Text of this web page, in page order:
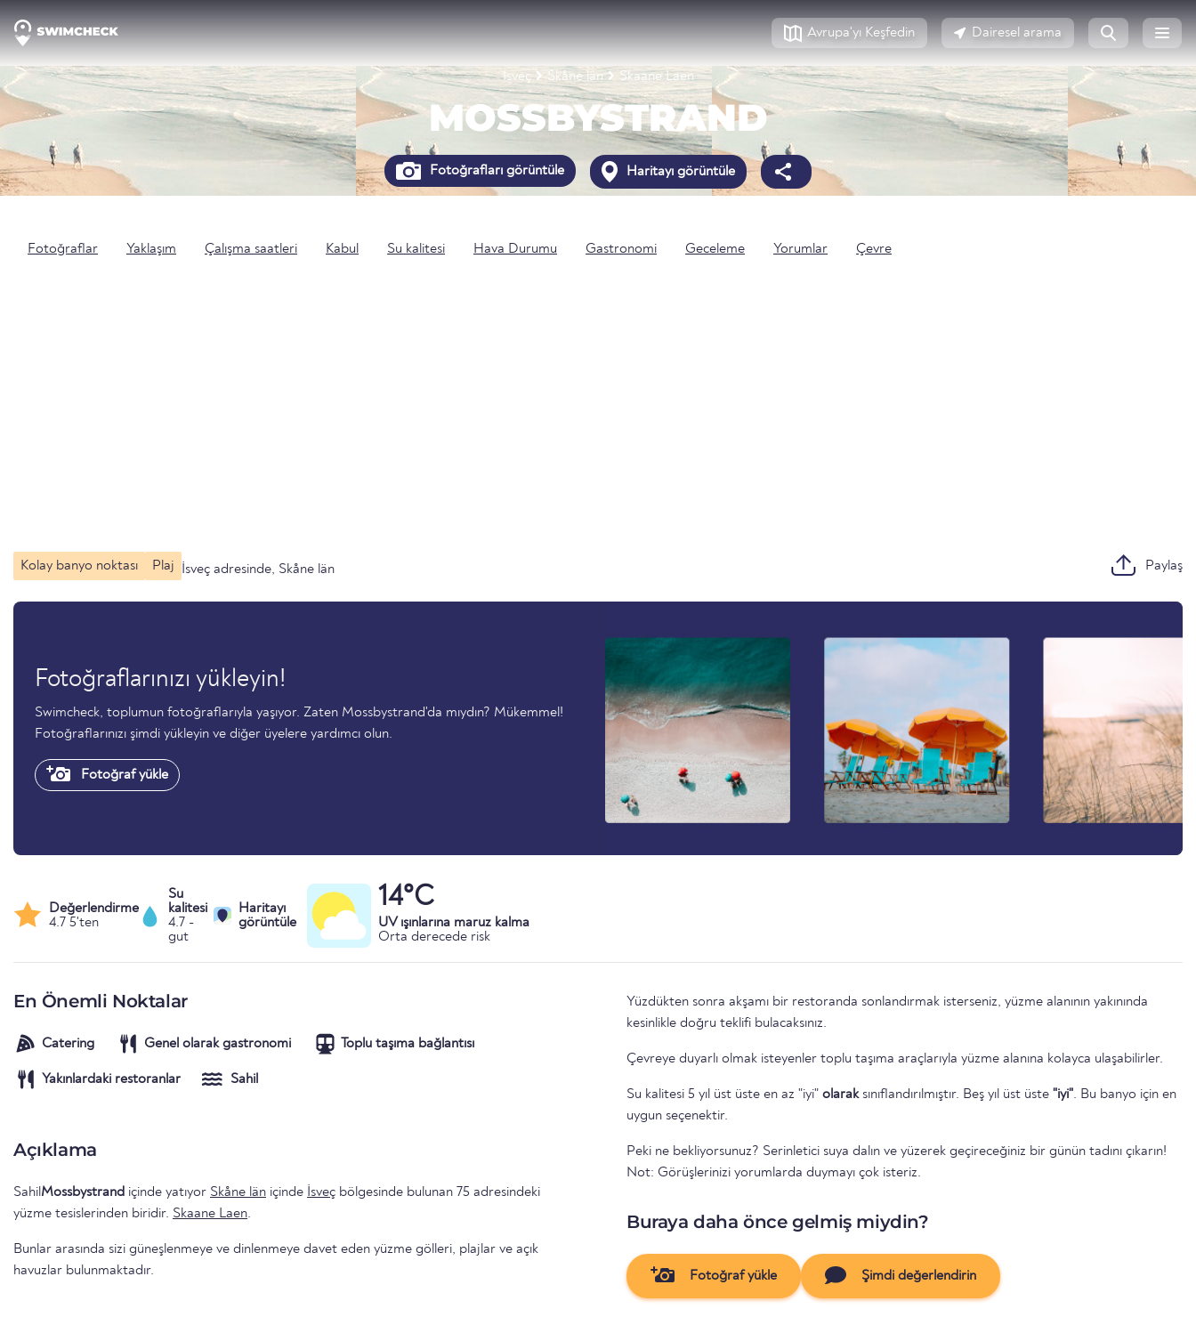
Avrupa'yı Keşfedin Dairesel arama
İsveç Skåne län Skaane Laen
MOSSBYSTRAND
Fotoğrafları görüntüle Haritayı görüntüle
Fotoğraflar Yaklaşım Çalışma saatleri Kabul Su kalitesi Hava Durumu Gastronomi Geceleme Yorumlar Çevre
Kolay banyo noktası Plaj İsveç adresinde, Skåne län Paylaş
Fotoğraflarınızı yükleyin!
Swimcheck, toplumun fotoğraflarıyla yaşıyor. Zaten Mossbystrand'da mıydın? Mükemmel!
Fotoğraflarınızı şimdi yükleyin ve diğer üyelere yardımcı olun.
Fotoğraf yükle
Değerlendirme
4.7 5'ten
Su
kalitesi
4.7 -
gut
Haritayı
görüntüle
14°C
UV ışınlarına maruz kalma
Orta derecede risk
En Önemli Noktalar
Catering Genel olarak gastronomi Toplu taşıma bağlantısı
Yakınlardaki restoranlar Sahil
Açıklama
Sahil Mossbystrand içinde yatıyor Skåne län içinde İsveç bölgesinde bulunan 75 adresindeki
yüzme tesislerinden biridir. Skaane Laen.
Bunlar arasında sizi güneşlenmeye ve dinlenmeye davet eden yüzme gölleri, plajlar ve açık
havuzlar bulunmaktadır.
Yüzdükten sonra akşamı bir restoranda sonlandırmak isterseniz, yüzme alanının yakınında
kesinlikle doğru teklifi bulacaksınız.
Çevreye duyarlı olmak isteyenler toplu taşıma araçlarıyla yüzme alanına kolayca ulaşabilirler.
Su kalitesi 5 yıl üst üste en az "iyi" olarak sınıflandırılmıştır. Beş yıl üst üste "iyi". Bu banyo için en
uygun seçenektir.
Peki ne bekliyorsunuz? Serinletici suya dalın ve yüzerek geçireceğiniz bir günün tadını çıkarın!
Not: Görüşlerinizi yorumlarda duymayı çok isteriz.
Buraya daha önce gelmiş miydin?
Fotoğraf yükle Şimdi değerlendirin